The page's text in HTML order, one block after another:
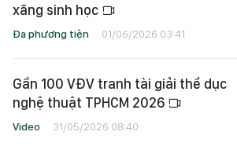
xăng sinh học
Đa phương tiện 01/06/2026 03:41
Gần 100 VĐV tranh tài giải thể dục
nghệ thuật TPHCM 2026
Video 31/05/2026 08:40